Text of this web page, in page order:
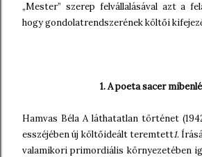
„Mester” szerep felvállalásával azt a
hogy gondolatrendszerének költői
1. A poeta sacer
Hamvas Béla A láthatatlan történet
esszéjében új költőideált teremtett1.
valamikori primordiális környezetében